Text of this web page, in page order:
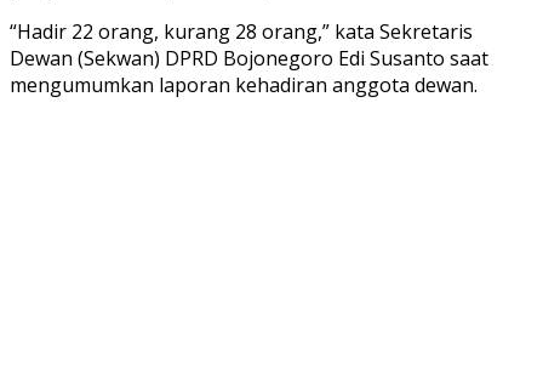
“Hadir 22 orang, kurang 28 orang,” kata Sekretaris
Dewan (Sekwan) DPRD Bojonegoro Edi Susanto saat
mengumumkan laporan kehadiran anggota dewan.